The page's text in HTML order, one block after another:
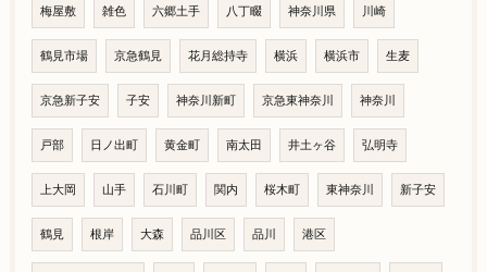
梅屋敷 雑色 六郷土手 八丁畷 神奈川県 川崎
鶴見市場 京急鶴見 花月総持寺 横浜 横浜市 生麦
京急新子安 子安 神奈川新町 京急東神奈川 神奈川
戸部 日ノ出町 黄金町 南太田 井土ヶ谷 弘明寺
上大岡 山手 石川町 関内 桜木町 東神奈川 新子安
鶴見 根岸 大森 品川区 品川 港区